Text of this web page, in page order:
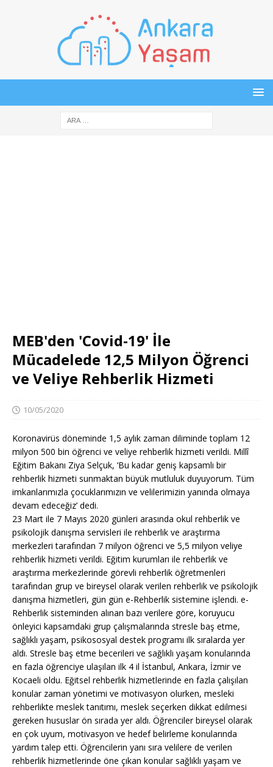
MEB'den 'Covid-19' İle
Mücadelede 12,5 Milyon Öğrenci
ve Veliye Rehberlik Hizmeti
10/05/2020
Koronavirüs döneminde 1,5 aylık zaman diliminde toplam 12
milyon 500 bin öğrenci ve veliye rehberlik hizmeti verildi. Millî
Eğitim Bakanı Ziya Selçuk, ‘Bu kadar geniş kapsamlı bir
rehberlik hizmeti sunmaktan büyük mutluluk duyuyorum. Tüm
imkanlarımızla çocuklarımızın ve velilerimizin yanında olmaya
devam edeceğiz’ dedi.
23 Mart ile 7 Mayıs 2020 günleri arasında okul rehberlik ve
psikolojik danışma servisleri ile rehberlik ve araştırma
merkezleri tarafından 7 milyon öğrenci ve 5,5 milyon veliye
rehberlik hizmeti verildi. Eğitim kurumları ile rehberlik ve
araştırma merkezlerinde görevli rehberlik öğretmenleri
tarafından grup ve bireysel olarak verilen rehberlik ve psikolojik
danışma hizmetleri, gün gün e-Rehberlik sistemine işlendi. e-
Rehberlik sisteminden alınan bazı verilere göre, koruyucu
önleyici kapsamdaki grup çalışmalarında stresle baş etme,
sağlıklı yaşam, psikososyal destek programı ilk sıralarda yer
aldı. Stresle baş etme becerileri ve sağlıklı yaşam konularında
en fazla öğrenciye ulaşılan ilk 4 il İstanbul, Ankara, İzmir ve
Kocaeli oldu. Eğitsel rehberlik hizmetlerinde en fazla çalışılan
konular zaman yönetimi ve motivasyon olurken, mesleki
rehberlikte meslek tanıtımı, meslek seçerken dikkat edilmesi
gereken hususlar ön sırada yer aldı. Öğrenciler bireysel olarak
en çok uyum, motivasyon ve hedef belirleme konularında
yardım talep etti. Öğrencilerin yanı sıra velilere de verilen
rehberlik hizmetlerinde öne çıkan konular sağlıklı yaşam ve